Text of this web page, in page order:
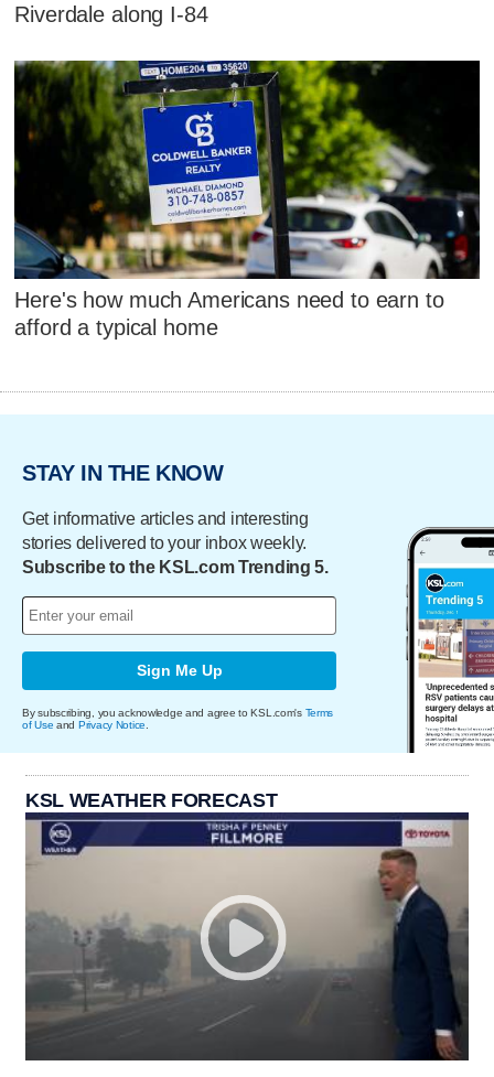
Riverdale along I-84
Here's how much Americans need to earn to
afford a typical home
STAY IN THE KNOW
Get informative articles and interesting
stories delivered to your inbox weekly.
Subscribe to the KSL.com Trending 5.
Sign Me Up
By subscribing, you acknowledge and agree to KSL.com's Terms
of Use and Privacy Notice
KSL WEATHER FORECAST